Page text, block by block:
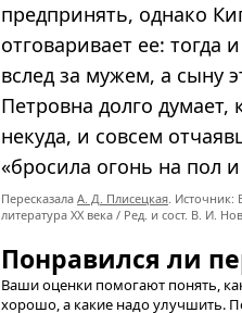
предпринять, однако
отговаривает ее: тогда
вслед за мужем, а сыну
Петровна долго
некуда, и совсем
«бросила огонь на пол
Пересказала А. Д. Плисецкая. Источник:
литература XX века / Ред. и сост. В. И.
Понравился ли
Ваши оценки помогают понять,
хорошо, а какие надо улучшить.